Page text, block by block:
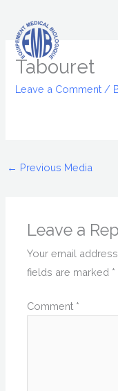
content
Tabouret
Leave a Comment /
← Previous Media
Leave a
Your email
fields are marked *
Comment *